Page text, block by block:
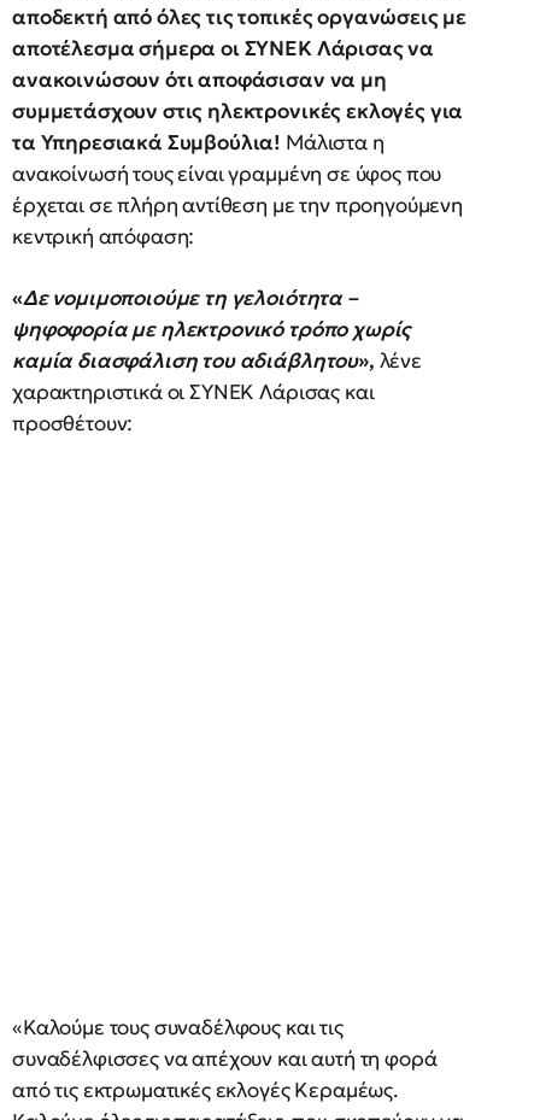
αποδεκτή από όλες τις τοπικές οργανώσεις με
αποτέλεσμα σήμερα οι ΣΥΝΕΚ Λάρισας να
ανακοινώσουν ότι αποφάσισαν να μη
συμμετάσχουν στις ηλεκτρονικές εκλογές για
τα Υπηρεσιακά Συμβούλια! Μάλιστα η
ανακοίνωσή τους είναι γραμμένη σε ύφος που
έρχεται σε πλήρη αντίθεση με την προηγούμενη
κεντρική απόφαση:
«Δε νομιμοποιούμε τη γελοιότητα –
ψηφοφορία με ηλεκτρονικό τρόπο χωρίς
καμία διασφάλιση του αδιάβλητου», λένε
χαρακτηριστικά οι ΣΥΝΕΚ Λάρισας και
προσθέτουν:
«Καλούμε τους συναδέλφους και τις
συναδέλφισσες να απέχουν και αυτή τη φορά
από τις εκτρωματικές εκλογές Κεραμέως.